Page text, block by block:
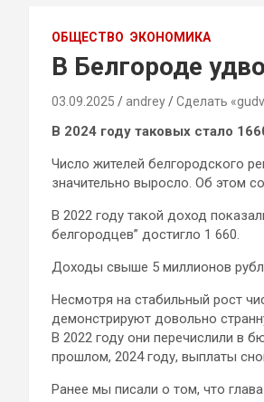
ОБЩЕСТВО ЭКОНОМИКА
В Белгороде
03.09.2025 andrey Сделать
В 2024 году таковых стало
Число жителей белгородского
значительно выросло. Об этом
В 2022 году такой доход
белгородцев” достигло 1 660.
Доходы свыше 5 миллионов
Несмотря на стабильный рост
демонстрируют довольно
В 2022 году они перечислили в
прошлом, 2024 году, выплаты
Ранее мы писали о том, что